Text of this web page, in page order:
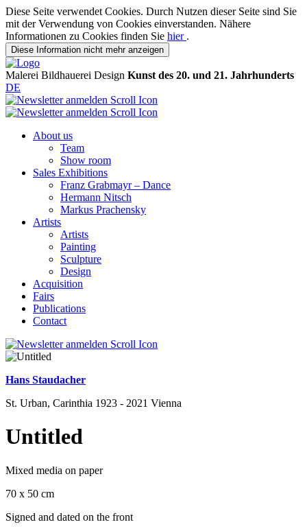
Diese Seite verwendet Cookies. Durch Nutzen dieser Seite sind Sie
mit der Verwendung von Cookies einverstanden. Nähere
Informationen zu Cookies finden Sie hier .
Diese Information nicht mehr anzeigen
Malerei Bildhauerei Design Kunst des 20. und 21. Jahrhunderts
DE
About us
Team
Show room
Sales Exhibitions
Franz Grabmayr – Dance
Hermann Nitsch
Markus Prachensky
Artists
Artists
Painting
Sculpture
Design
Acquisition
Fairs
Publications
Contact
Hans Staudacher
St. Urban, Carinthia 1923 - 2021 Vienna
Untitled
Mixed media on paper
70 x 50 cm
Signed and dated on the front